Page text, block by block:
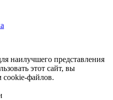
наилучшего представления
этот сайт, вы
cookie-файлов.